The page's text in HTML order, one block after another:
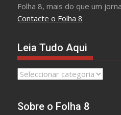
Folha 8, mais do que um
Contacte o Folha 8
Leia Tudo Aqui
Leia
Sobre o Folha 8